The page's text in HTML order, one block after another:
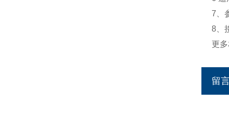
7、
8、
更
留